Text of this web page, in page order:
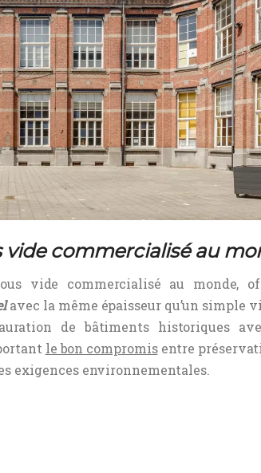
commercialisé au
vide commercialisé au monde,
avec la même épaisseur qu’un simple
de bâtiments historiques
le bon compromisentre
exigences environnementales.